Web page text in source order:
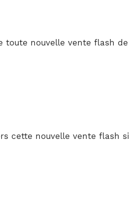
toute nouvelle vente flash de
cette nouvelle vente flash